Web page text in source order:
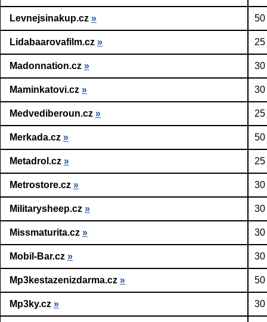
Levnejsinakup.cz » 50
Lidabaarovafilm.cz »
Madonnation.cz » 30
Maminkatovi.cz » 30
Medvediberoun.cz »
Merkada.cz » 50
Metadrol.cz »
Metrostore.cz » 30
Militarysheep.cz » 30
Missmaturita.cz » 30
Mobil-Bar.cz » 30
Mp3kestazenizdarma.cz » 50
Mp3ky.cz » 30